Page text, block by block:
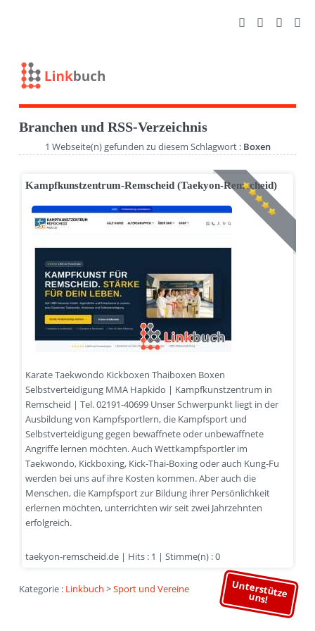
Unterstütze
uns!
Branchen und RSS-Verzeichnis
1 Webseite(n) gefunden zu diesem Schlagwort : Boxen
Kampfkunstzentrum-Remscheid (Taekyon-Remscheid)
Karate Taekwondo Kickboxen Thaiboxen Boxen
Selbstverteidigung MMA Hapkido | Kampfkunstzentrum in
Remscheid | Tel. 02191-40699 Unser Schwerpunkt liegt in der
Ausbildung von Kampfsportlern, die Kampfsport und
Selbstverteidigung gegen bewaffnete oder unbewaffnete
Angriffe lernen möchten. Auch Wettkampfsportler im
Taekwondo, Kickboxing, Kick-Thai-Boxing oder auch Kung-Fu
werden bei uns auf ihre Kosten kommen. Aber auch die
Menschen, die Kampfsport zur Bildung ihrer Persönlichkeit
erlernen möchten, unterrichten wir seit zwei Jahrzehnten
erfolgreich.
taekyon-remscheid.de | Hits : 1 | Stimme(n) : 0
Kategorie : Linkbuch >Sport und Vereine